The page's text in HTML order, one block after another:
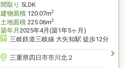
間取り 5LDK
建物面積120.07m2
土地面積225.06m2
築年月 2025年4月(築1年5ヶ月)
三岐鉄道三岐線 大矢知駅 徒歩12分
三重県四日市市川北２